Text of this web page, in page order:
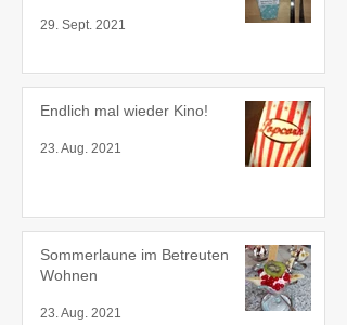
29. Sept. 2021
Endlich mal wieder Kino!
23. Aug. 2021
Sommerlaune im Betreuten
Wohnen
23. Aug. 2021